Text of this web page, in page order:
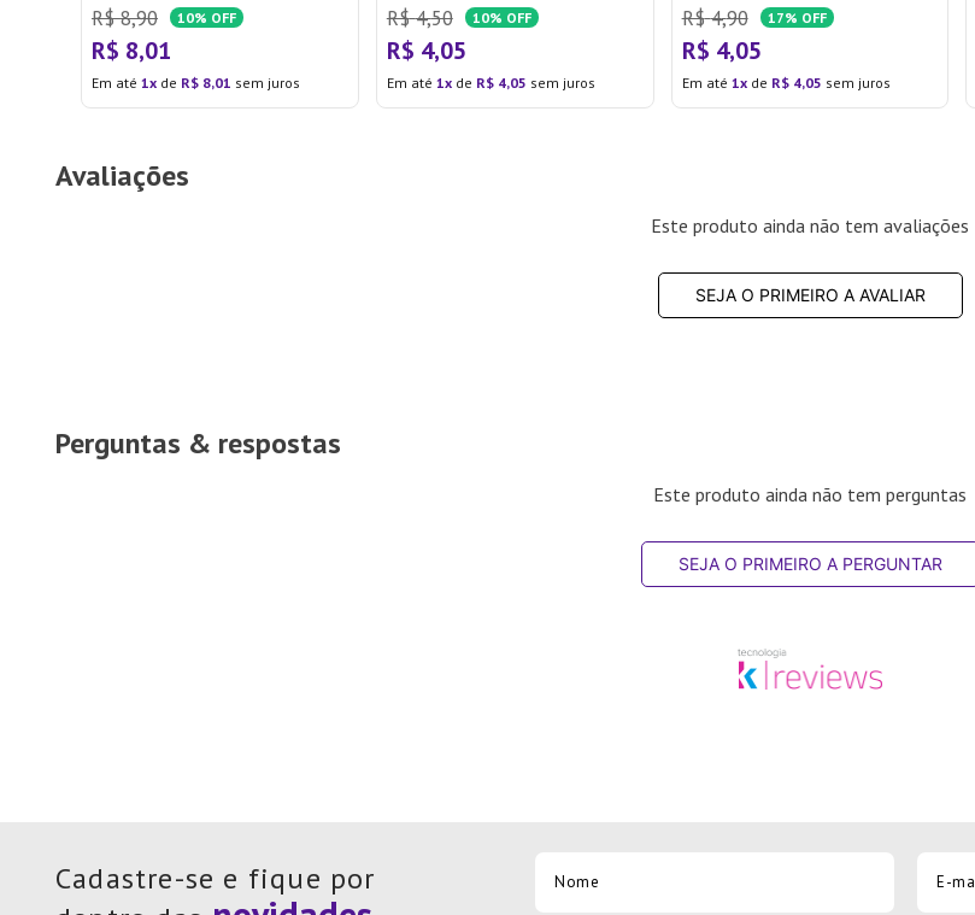
R$ 8,90 10% OFF
R$ 8,01
Em até 1 de R$ 8,01 sem juros
Adelbras
R$ 4,50 10% OFF
R$ 4,05
Em até 1 de R$ 4,05 sem juros
Tris
R$ 4,90 17% OFF
R$ 4,05
Em até 1 de R$ 4,05 sem juros
Avaliações
Este produto ainda não tem avaliações
SEJA O PRIMEIRO A AVALIAR
Perguntas & respostas
Este produto ainda não tem perguntas
SEJA O PRIMEIRO A PERGUNTAR
Cadastre-se e fique por